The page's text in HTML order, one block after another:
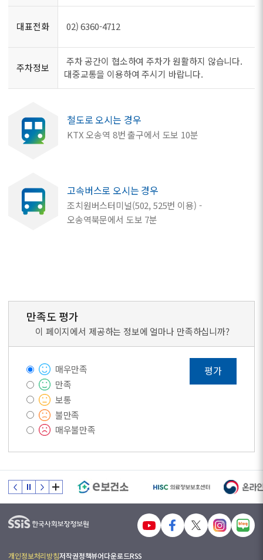
대표전화 02) 6360-4712
주차정보
주차 공간이 협소하여 주차가 원활하지 않습니다.
대중교통을 이용하여 주시기 바랍니다.
철도로 오시는 경우
KTX 오송역 8번 출구에서 도보 10분
고속버스로 오시는 경우
조치원버스터미널(502, 525번 이용) -
오송역북문에서 도보 7분
만족도 평가
이 페이지에서 제공하는 정보에 얼마나 만족하십니까?
매우만족
만족
보통
불만족
매우불만족
평가
개인정보처리방침저작권정책뷰어다운로드RSS